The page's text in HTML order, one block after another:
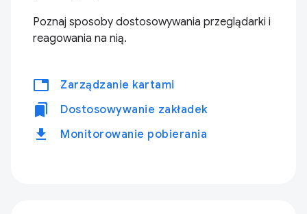
Poznaj sposoby dostosowywania przeglądarki i
reagowania na nią.
tabsZarządzanie kartami
bookmarks Dostosowywanie zakładek
download Monitorowanie pobierania